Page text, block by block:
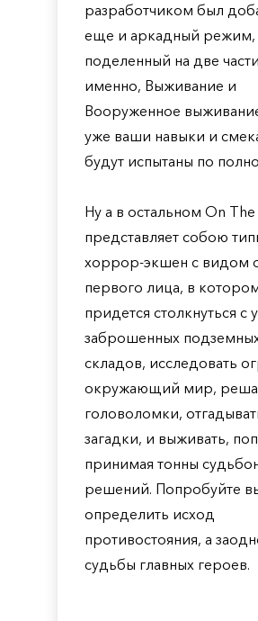
разработчиком был
еще и аркадный режим,
поделенный на две
именно, Выживание и
Вооруженное
уже ваши навыки и
будут испытаны по
Ну а в остальном On The
представляет собою
хоррор-экшен с видом
первого лица, в
придется столкнуться с
заброшенных
складов, исследовать
окружающий мир,
головоломки,
загадки, и выживать,
принимая тонны
решений. Попробуйте
определить исход
противостояния, а
судьбы главных героев.